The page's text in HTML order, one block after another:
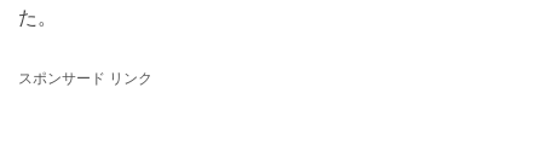
た。
スポンサード リンク